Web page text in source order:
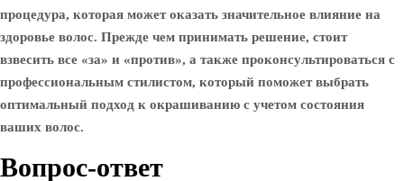
процедура, которая может оказать значительное влияние на
здоровье волос. Прежде чем принимать решение, стоит
взвесить все «за» и «против», а также проконсультироваться с
профессиональным стилистом, который поможет выбрать
оптимальный подход к окрашиванию с учетом состояния
ваших волос.
Вопрос-ответ